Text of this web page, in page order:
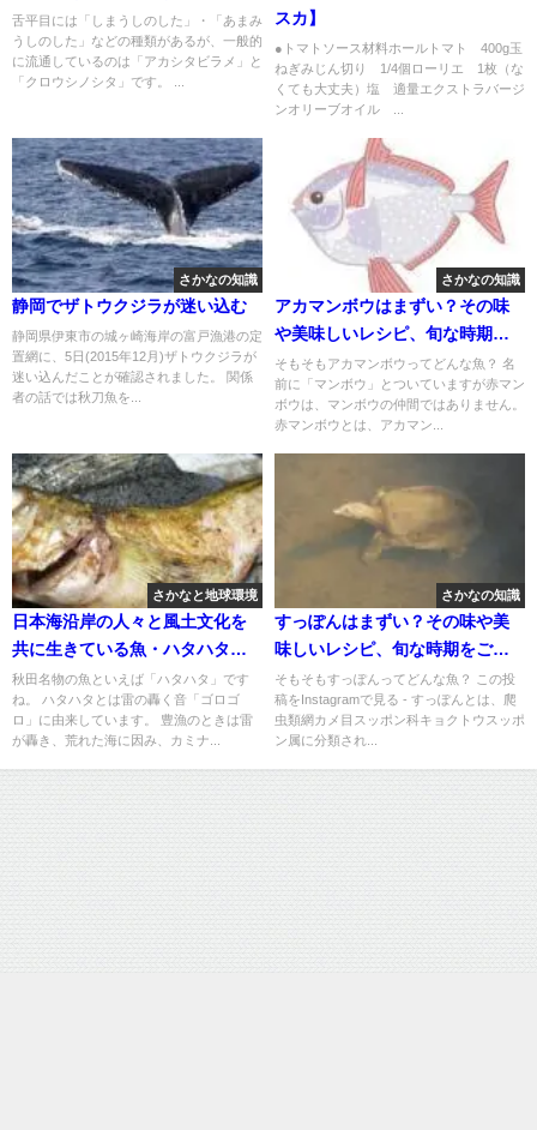
舌平目には「しまうしのした」・「あまみ
うしのした」などの種類があるが、一般的
に流通しているのは「アカシタビラメ」と
「クロウシノシタ」です。 ...
スカ】
●トマトソース材料ホールトマト 400g玉
ねぎみじん切り 1/4個ローリエ 1枚（な
くても大丈夫）塩 適量エクストラバージ
ンオリーブオイル ...
さかなの知識
静岡でザトウクジラが迷い込む
静岡県伊東市の城ヶ崎海岸の富戸漁港の定
置網に、5日(2015年12月)ザトウクジラが
迷い込んだことが確認されました。 関係
者の話では秋刀魚を...
さかなの知識
アカマンボウはまずい？その味
や美味しいレシピ、旬な時期を
ご紹介
そもそもアカマンボウってどんな魚？ 名
前に「マンボウ」とついていますが赤マン
ボウは、マンボウの仲間ではありません。
赤マンボウとは、アカマン...
さかなと地球環境
日本海沿岸の人々と風土文化を
共に生きている魚・ハタハタ
(その1)
秋田名物の魚といえば「ハタハタ」です
ね。 ハタハタとは雷の轟く音「ゴロゴ
ロ」に由来しています。 豊漁のときは雷
が轟き、荒れた海に因み、カミナ...
さかなの知識
すっぽんはまずい？その味や美
味しいレシピ、旬な時期をご紹
介
そもそもすっぽんってどんな魚？ この投
稿をInstagramで見る - すっぽんとは、爬
虫類網カメ目スッポン科キョクトウスッポ
ン属に分類され...